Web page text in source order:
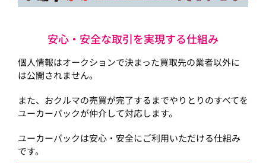
安心・安全な取引を実現する仕組み
個人情報はオークションで決まった買取先の業者以外に
は公開されません。
また、おクルマの売買が完了するまでやりとりのすべてを
ユーカーパックが仲介して対応します。
ユーカーパックは安心・安全にご利用いただける仕組み
です。